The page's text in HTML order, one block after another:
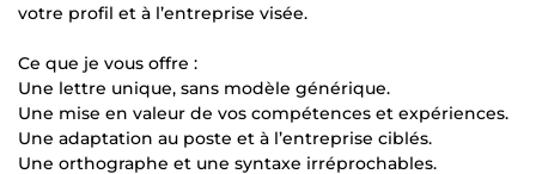
votre profil et à l’entreprise visée.
Ce que je vous offre :
Une lettre unique, sans modèle générique.
Une mise en valeur de vos compétences et expériences.
Une adaptation au poste et à l’entreprise ciblés.
Une orthographe et une syntaxe irréprochables.